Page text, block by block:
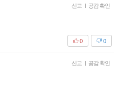
신고 | 공감 확인
0
0
신고 | 공감 확인